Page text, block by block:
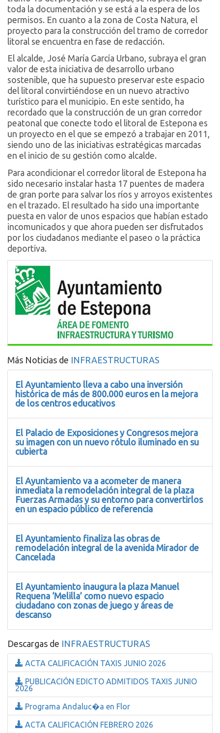
toda la documentación y se está a la espera de los
permisos. En cuanto a la zona de Costa Natura, el
proyecto para la construcción del tramo de corredor
litoral se encuentra en fase de redacción.
El alcalde, José María García Urbano, subraya el gran
valor de esta iniciativa de desarrollo urbano
sostenible, que ha supuesto preservar este espacio
del litoral convirtiéndose en un nuevo atractivo
turístico para el municipio. En este sentido, ha
recordado que la construcción de un gran corredor
peatonal que conecte todo el litoral de Estepona es
un proyecto en el que se empezó a trabajar en 2011,
siendo uno de las iniciativas estratégicas marcadas
en el inicio de su gestión como alcalde.
Para acondicionar el corredor litoral de Estepona ha
sido necesario instalar hasta 17 puentes de madera
de gran porte para salvar los ríos y arroyos existentes
en el trazado. El resultado ha sido una importante
puesta en valor de unos espacios que habían estado
incomunicados y que ahora pueden ser disfrutados
por los ciudadanos mediante el paseo o la práctica
deportiva.
Más Noticias de INFRAESTRUCTURAS
El Ayuntamiento lleva a cabo una inversión
histórica de más de 800.000 euros en la mejora
de los centros educativos
El Palacio de Exposiciones y Congresos mejora
su imagen con un nuevo rótulo iluminado en su
cubierta
El Ayuntamiento va a acometer de manera
inmediata la remodelación integral de la plaza
Fuerzas Armadas y su entorno para convertirlos
en un espacio público de referencia
El Ayuntamiento finaliza las obras de
remodelación integral de la avenida Mirador de
Cancelada
El Ayuntamiento inaugura la plaza Manuel
Requena ‘Melilla’ como nuevo espacio
ciudadano con zonas de juego y áreas de
descanso
Descargas de INFRAESTRUCTURAS
ACTA CALIFICACIÓN TAXIS JUNIO 2026
PUBLICACIÓN EDICTO ADMITIDOS TAXIS JUNIO
2026
Programa Andaluc�a en Flor
ACTA CALIFICACIÓN FEBRERO 2026